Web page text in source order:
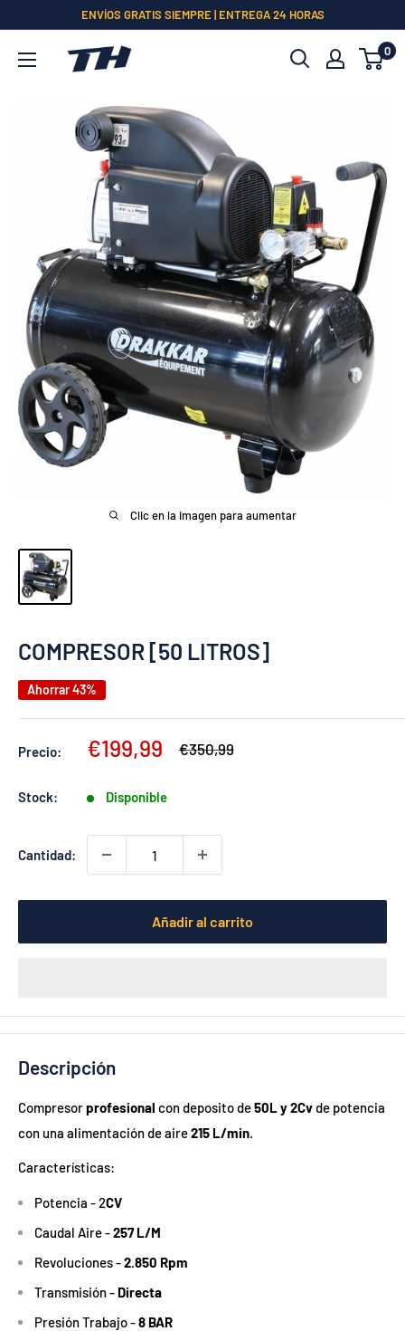
ENVÍOS GRATIS SIEMPRE | ENTREGA 24 HORAS
0
Clic en la imagen para aumentar
COMPRESOR [50 LITROS]
Ahorrar 43%
Precio:
Precio
venta
€199,99
Precio
€350,99
Stock: Disponible
Cantidad:
Añadir al carrito
Descripción
Compresorprofesional con deposito de50L y 2Cvde potencia
con una alimentación de aire215 L/min.
Características:
Potencia - 2CV
Caudal Aire -257 L/M
Revoluciones -2.850 Rpm
Transmisión - Directa
Presión Trabajo -8 BAR